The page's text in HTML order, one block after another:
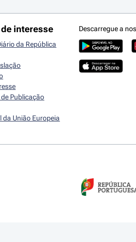
interesse
da República
Publicação
da União Europeia
Descarregue a